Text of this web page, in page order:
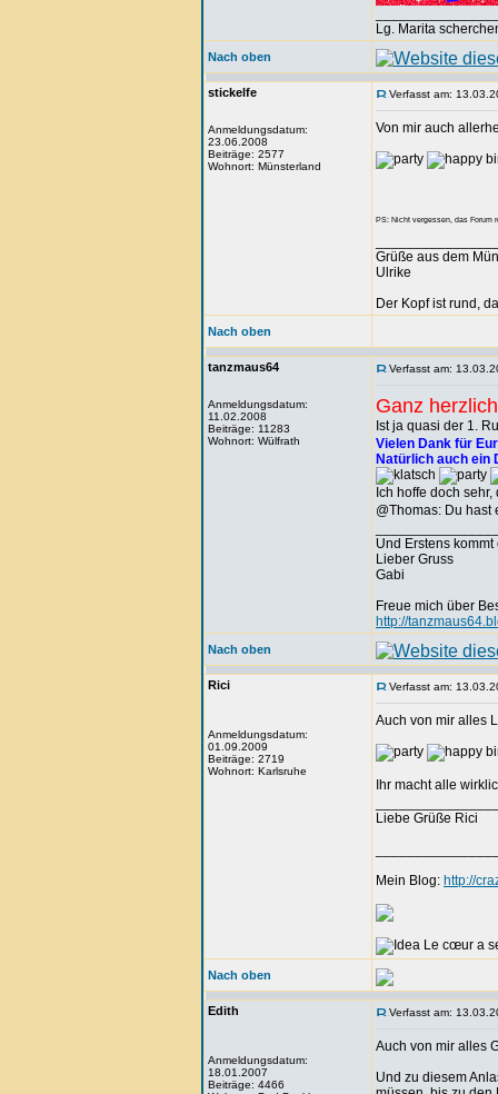
Lg. Marita
Nach oben
stickelfe
Anmeldungsdatum:
23.06.2008
Beiträge: 2577
Wohnort: Münsterland
Verfasst am:
Von mir auch
PS: Nicht vergessen, das
Grüße aus dem
Ulrike
Der Kopf ist rund,
Nach oben
tanzmaus64
Anmeldungsdatum:
11.02.2008
Beiträge: 11283
Wohnort: Wülfrath
Verfasst am:
Ganz
Ist ja quasi der 1.
Vielen Dank für
Natürlich auch ein
Ich hoffe doch
@Thomas: Du
Und Erstens
Lieber Gruss
Gabi
Freue mich über
http://
Nach oben
Rici
Anmeldungsdatum:
01.09.2009
Beiträge: 2719
Wohnort: Karlsruhe
Verfasst am:
Auch von mir alles
Ihr macht alle
Liebe Grüße Rici
Mein Blog: http://
Le cœur a
Nach oben
Edith
Anmeldungsdatum:
18.01.2007
Beiträge: 4466
Verfasst am:
Auch von mir alles
Und zu diesem